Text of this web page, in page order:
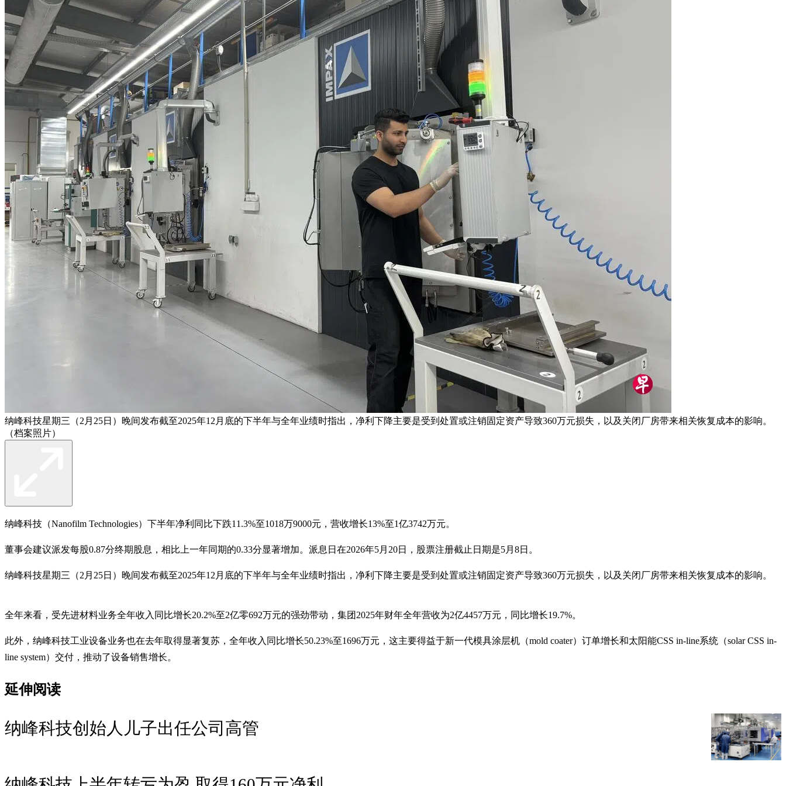
纳峰科技星期三（2月25日）晚间发布截至2025年12月底的下半年与全年业绩时指出，净利下降主要是受到处置或注销固定资产导致360万元损失，以及关闭厂房带来相关恢复成本的影响。
（档案照片）
纳峰科技（Nanofilm Technologies）下半年净利同比下跌11.3%至1018万9000元，营收增长13%至1亿3742万元。
董事会建议派发每股0.87分终期股息，相比上一年同期的0.33分显著增加。派息日在2026年5月20日，股票注册截止日期是5月8日。
纳峰科技星期三（2月25日）晚间发布截至2025年12月底的下半年与全年业绩时指出，净利下降主要是受到处置或注销固定资产导致360万元损失，以及关闭厂房带来相关恢复成本的影响。
全年来看，受先进材料业务全年收入同比增长20.2%至2亿零692万元的强劲带动，集团2025年财年全年营收为2亿4457万元，同比增长19.7%。
此外，纳峰科技工业设备业务也在去年取得显著复苏，全年收入同比增长50.23%至1696万元，这主要得益于新一代模具涂层机（mold coater）订单增长和太阳能CSS in-line系统（solar CSS in-
line system）交付，推动了设备销售增长。
延伸阅读
纳峰科技创始人儿子出任公司高管